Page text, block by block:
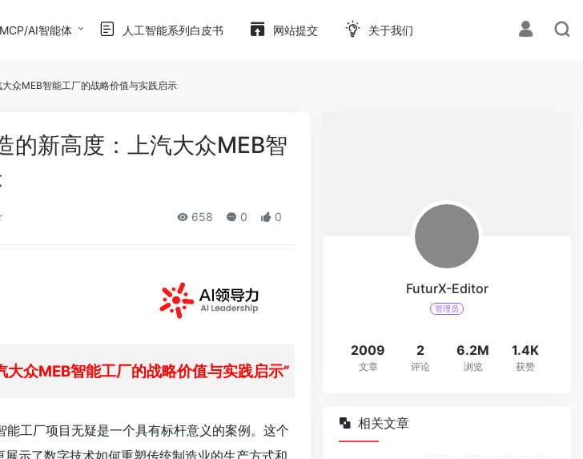
MCP/AI智能体 人工智能系列白皮书 网站提交 关于我们
众MEB智能工厂的战略价值与实践启示
的新高度：上汽大众MEB智
658 0 0
大众MEB智能工厂的战略价值与实践启示”
工厂项目无疑是一个具有标杆意义的案例。这个
示了数字技术如何重塑传统制造业的生产方式和
FuturX-Editor
管理员
2009
文章
2
评论
6.2M
浏览
1.4K
获赞
相关文章